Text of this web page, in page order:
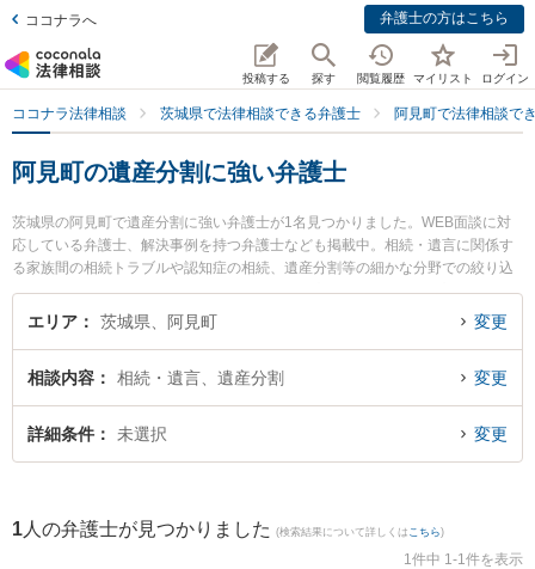
ココナラへ 弁護士の方はこちら
投稿する 探す 閲覧履歴 マイリスト ログイン
ココナラ法律相談 茨城県で法律相談できる弁護士 阿見町で法律相談で
阿見町の遺産分割に強い弁護士
茨城県の阿見町で遺産分割に強い弁護士が1名見つかりました。WEB面談に対
応している弁護士、解決事例を持つ弁護士なども掲載中。相続・遺言に関係す
る家族間の相続トラブルや認知症の相続、遺産分割等の細かな分野での絞り込
み検索もでき便利です。特に阿見法律事務所の髙橋 直人弁護士のプロフィール
情報や弁護士費用、強みなどが注目されています。『阿見町で土日や夜間に発
を法律相談できる阿見町内の弁護士に相談予約したい』などでお困りの相談者
さんにおすすめです。
エリア 茨城県、阿見町 変更
相談内容 相続・遺言、遺産分割 変更
詳細条件 未選択 変更
1 人の弁護士が見つかりました (検索結果について詳しくは こちら)
1件中 1-1件を表示